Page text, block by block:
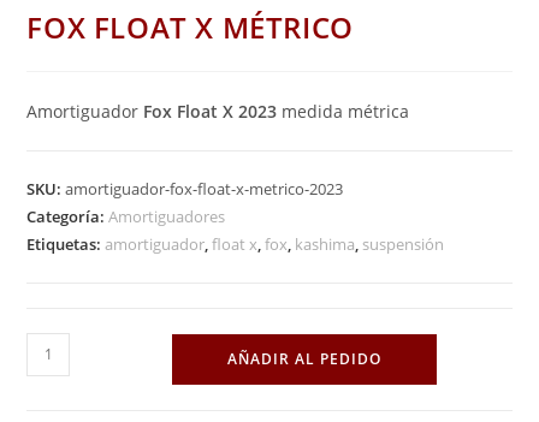
FOX FLOAT X MÉTRICO
Amortiguador Fox Float X2023 medida métrica
SKU:amortiguador-fox-float-x-metrico-2023
Categoría:Amortiguadores
Etiquetas:amortiguador,float x,fox, kashima, suspensión
AÑADIR AL PEDIDO